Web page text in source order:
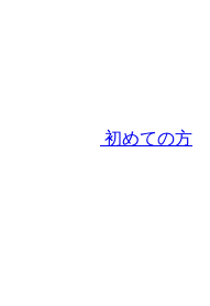
初めての方